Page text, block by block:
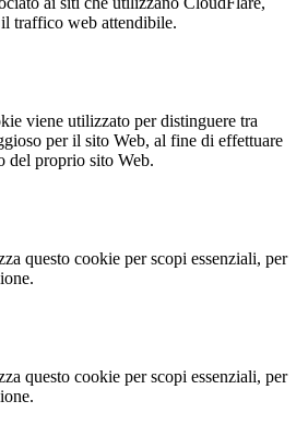
traffico web attendibile.
viene utilizzato per distinguere tra
per il sito Web, al fine di effettuare
del proprio sito Web.
questo cookie per scopi essenziali, per
questo cookie per scopi essenziali, per